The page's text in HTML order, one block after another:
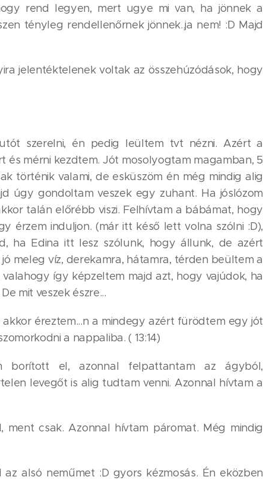
rend legyen, mert ugye mi van, ha jönnek a
tényleg rendellenőrnek jönnek..ja nem! :D Majd
jelentéktelenek voltak az összehúzódások, hogy
szerelni, én pedig leültem tvt nézni. Azért a
mérni kezdtem. Jót mosolyogtam magamban, 5
történik valami, de esküszöm én még mindig alig
úgy gondoltam veszek egy zuhant. Ha jóslózom
talán előrébb viszi. Felhívtam a bábámat, hogy
érzem induljon. (már itt késő lett volna szólni :D),
ha Edina itt lesz szólunk, hogy állunk, de azért
meleg víz, derekamra, hátamra, térden beültem a
így képzeltem majd azt, hogy vajúdok, ha
mit veszek észre...
akkor éreztem...n a mindegy azért fürödtem egy jót
a nappaliba. ( 13:14)
borított el, azonnal felpattantam az ágyból,
levegőt is alig tudtam venni. Azonnal hívtam a
csak. Azonnal hívtam páromat. Még mindig
alsó neműmet :D gyors kézmosás. Én eközben